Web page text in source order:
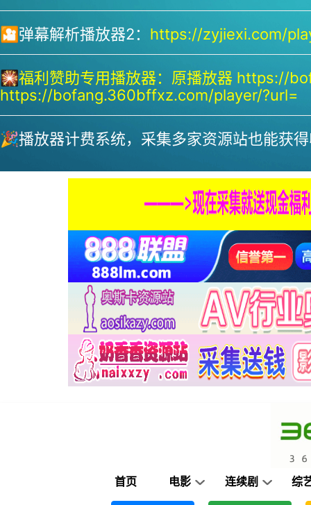
🎦弹幕解析播放器2： https://zyjiexi.com/
🎇福利赞助专用播放器： 原播放器 https://
https://bofang.360bffxz.com/player/?url=
🎉播放器计费系统，采集多家资源站也能获
首页 电影 连续剧 综